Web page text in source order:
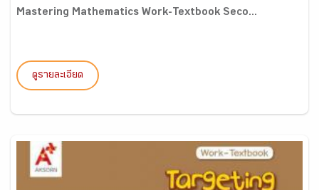
Mastering Mathematics Work-Textbook Seco...
ดูรายละเอียด